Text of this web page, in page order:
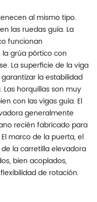
al mismo tipo.
las ruedas guía. La
funcionan
grúa pórtico con
La superficie de la viga
la estabilidad
horquillas son muy
con las vigas guía. El
generalmente
recién fabricado para
marco de la puerta, el
la carretilla elevadora
bien acoplados,
de rotación.